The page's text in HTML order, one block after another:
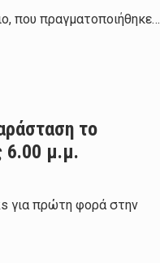
που πραγματοποιήθηκε…
το
6.00 μ.μ.
για πρώτη φορά στην